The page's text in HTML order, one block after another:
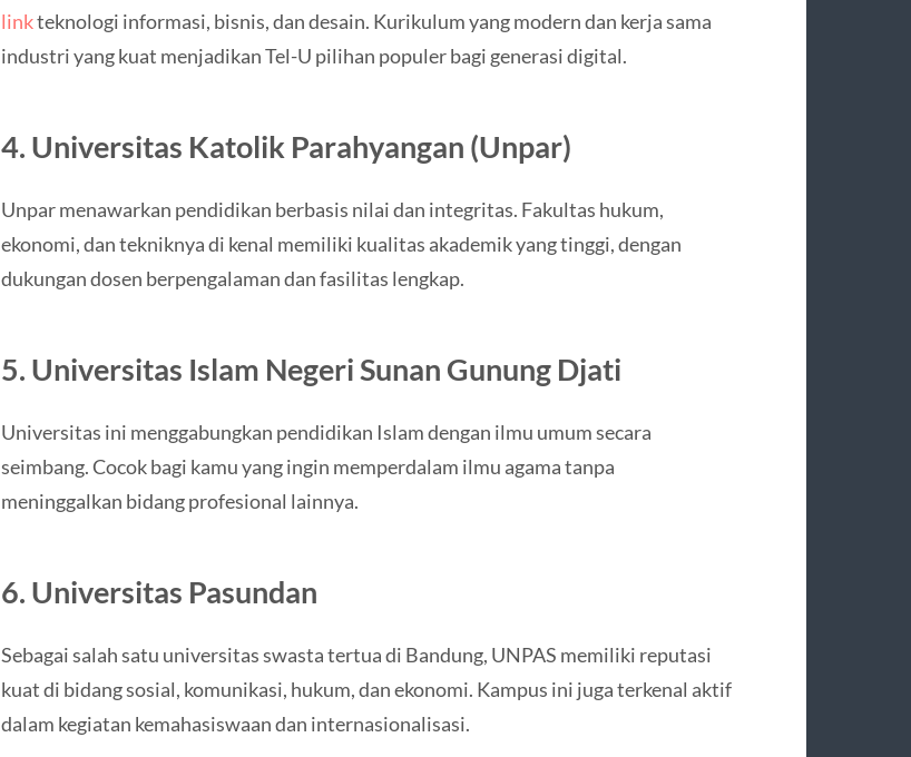
linkteknologi informasi, bisnis, dan desain. Kurikulum yang modern dan kerja sama
industri yang kuat menjadikan Tel-U pilihan populer bagi generasi digital.
4. Universitas Katolik Parahyangan (Unpar)
Unpar menawarkan pendidikan berbasis nilai dan integritas. Fakultas hukum,
ekonomi, dan tekniknya di kenal memiliki kualitas akademik yang tinggi, dengan
dukungan dosen berpengalaman dan fasilitas lengkap.
5. Universitas Islam Negeri Sunan Gunung Djati
Universitas ini menggabungkan pendidikan Islam dengan ilmu umum secara
seimbang. Cocok bagi kamu yang ingin memperdalam ilmu agama tanpa
meninggalkan bidang profesional lainnya.
6. Universitas Pasundan
Sebagai salah satu universitas swasta tertua di Bandung, UNPAS memiliki reputasi
kuat di bidang sosial, komunikasi, hukum, dan ekonomi. Kampus ini juga terkenal aktif
dalam kegiatan kemahasiswaan dan internasionalisasi.